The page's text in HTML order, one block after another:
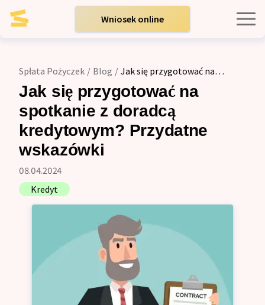
Wniosek online
Kredyty dla firm
Opinie
Blog
Zespół
Kontakt
Spłata Pożyczek / Blog / Jak się przygotować na
spotkanie z doradcą kredytowym? Przydatne wskazówki
Jak się przygotować na
spotkanie z doradcą
kredytowym? Przydatne
wskazówki
08.04.2024
Kredyt